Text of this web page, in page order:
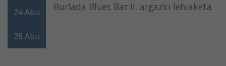
24Abu
28 Abu
Burlada Blues Bar II. argazki lehiaketa